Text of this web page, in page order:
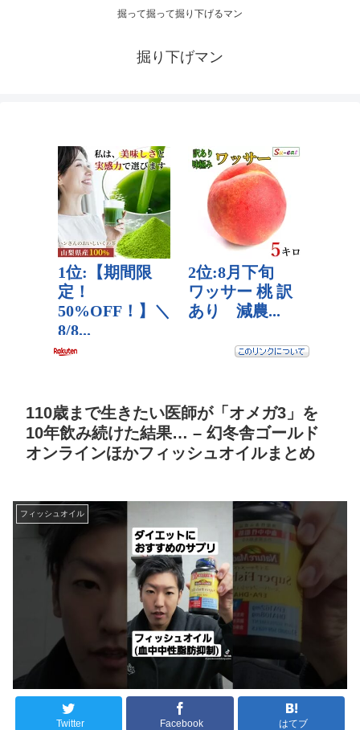
掘って掘って掘り下げるマン
掘り下げマン
110歳まで生きたい医師が「オメガ3」を
10年飲み続けた結果… – 幻冬舎ゴールド
オンラインほかフィッシュオイルまとめ
フィッシュオイル
Twitter Facebook はてブ